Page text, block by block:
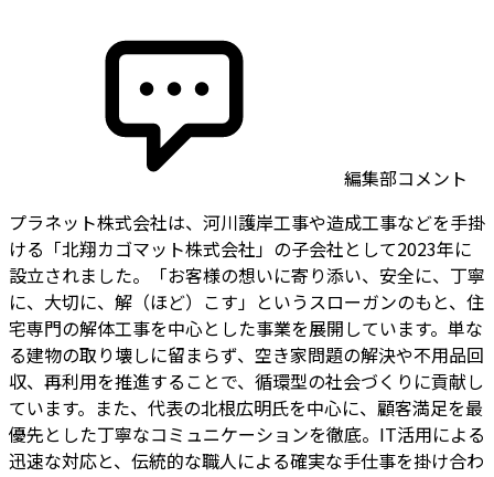
編集部コメント
プラネット株式会社は、河川護岸工事や造成工事などを手掛
ける「北翔カゴマット株式会社」の子会社として2023年に
設立されました。「お客様の想いに寄り添い、安全に、丁寧
に、大切に、解（ほど）こす」というスローガンのもと、住
宅専門の解体工事を中心とした事業を展開しています。単な
る建物の取り壊しに留まらず、空き家問題の解決や不用品回
収、再利用を推進することで、循環型の社会づくりに貢献し
ています。また、代表の北根広明氏を中心に、顧客満足を最
優先とした丁寧なコミュニケーションを徹底。IT活用による
迅速な対応と、伝統的な職人による確実な手仕事を掛け合わ